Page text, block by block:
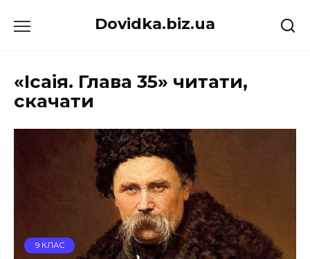
до
Dovidka.biz.ua
«Ісаія. Глава 35» читати,
скачати
9 КЛАС